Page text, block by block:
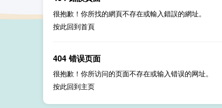
很抱歉！你所找的網頁不存在或輸入錯誤的網址。
按此回到首頁
404 错误页面
很抱歉！你所访问的页面不存在或输入错误的网址。
按此回到主页